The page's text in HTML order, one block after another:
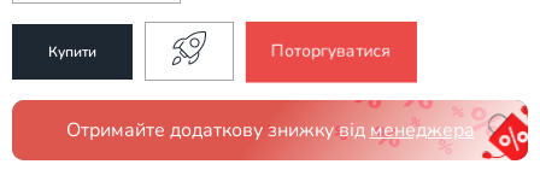
Купити Поторгуватися
Отримайте додаткову знижку від менеджера